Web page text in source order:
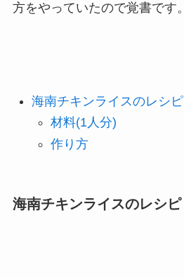
方をやっていたので覚書です。
海南チキンライスのレシピ
材料(1人分)
作り方
海南チキンライスのレシピ